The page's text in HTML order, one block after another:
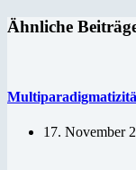
Ähnliche
17. November